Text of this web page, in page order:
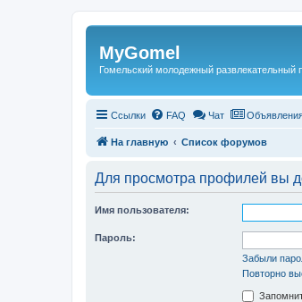
Регистрация
MyGomel
Гомельский молодежный развлекательный
Ссылки FAQ Чат
На главную Список форумов
Для просмотра профилей вы
Имя пользователя:
Пароль:
Забыли
Повторно